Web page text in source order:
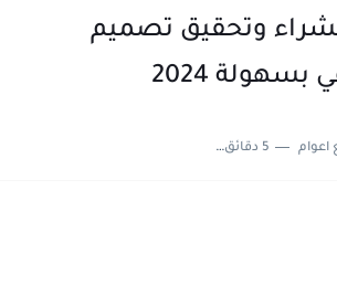
وتحقيق تصميم
2024
5 دقائق للقراءة